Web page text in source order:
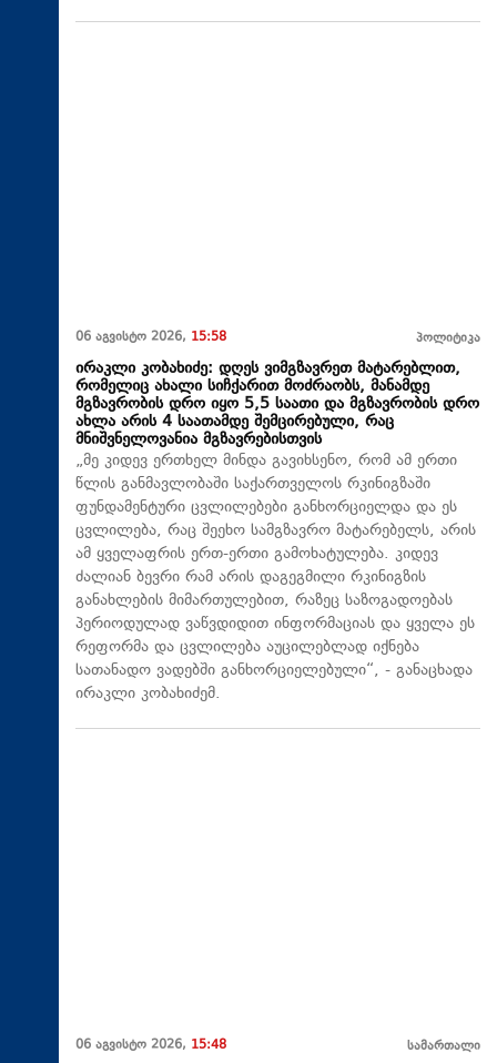
06 აგვისტო 2026, 15:58 პოლიტიკა
ირაკლი კობახიძე: დღეს ვიმგზავრეთ მატარებლით,
რომელიც ახალი სიჩქარით მოძრაობს, მანამდე
მგზავრობის დრო იყო 5,5 საათი და მგზავრობის დრო
ახლა არის 4 საათამდე შემცირებული, რაც
მნიშვნელოვანია მგზავრებისთვის
„მე კიდევ ერთხელ მინდა გავიხსენო, რომ ამ ერთი
წლის განმავლობაში საქართველოს რკინიგზაში
ფუნდამენტური ცვლილებები განხორციელდა და ეს
ცვლილება, რაც შეეხო სამგზავრო მატარებელს, არის
ამ ყველაფრის ერთ-ერთი გამოხატულება. კიდევ
ძალიან ბევრი რამ არის დაგეგმილი რკინიგზის
განახლების მიმართულებით, რაზეც საზოგადოებას
პერიოდულად ვაწვდიდით ინფორმაციას და ყველა ეს
რეფორმა და ცვლილება აუცილებლად იქნება
სათანადო ვადებში განხორციელებული“, - განაცხადა
ირაკლი კობახიძემ.
06 აგვისტო 2026, 15:48 სამართალი